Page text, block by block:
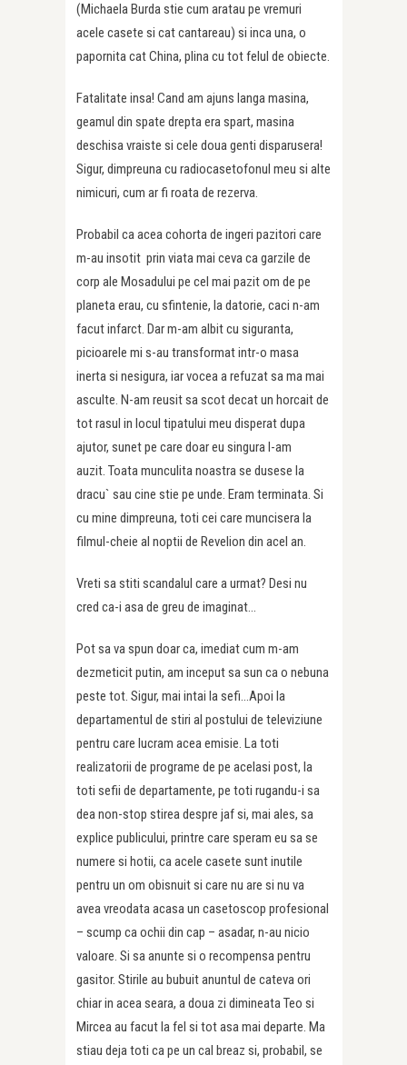
(Michaela Burda stie cum aratau pe vremuri
acele casete si cat cantareau) si inca una, o
papornita cat China, plina cu tot felul de obiecte.
Fatalitate insa! Cand am ajuns langa masina,
geamul din spate drepta era spart, masina
deschisa vraiste si cele doua genti disparusera!
Sigur, dimpreuna cu radiocasetofonul meu si alte
nimicuri, cum ar fi roata de rezerva.
Probabil ca acea cohorta de ingeri pazitori care
m-au insotit prin viata mai ceva ca garzile de
corp ale Mosadului pe cel mai pazit om de pe
planeta erau, cu sfintenie, la datorie, caci n-am
facut infarct. Dar m-am albit cu siguranta,
picioarele mi s-au transformat intr-o masa
inerta si nesigura, iar vocea a refuzat sa ma mai
asculte. N-am reusit sa scot decat un horcait de
tot rasul in locul tipatului meu disperat dupa
ajutor, sunet pe care doar eu singura l-am
auzit. Toata munculita noastra se dusese la
dracu` sau cine stie pe unde. Eram terminata. Si
cu mine dimpreuna, toti cei care muncisera la
filmul-cheie al noptii de Revelion din acel an.
Vreti sa stiti scandalul care a urmat? Desi nu
cred ca-i asa de greu de imaginat…
Pot sa va spun doar ca, imediat cum m-am
dezmeticit putin, am inceput sa sun ca o nebuna
peste tot. Sigur, mai intai la sefi…Apoi la
departamentul de stiri al postului de televiziune
pentru care lucram acea emisie. La toti
realizatorii de programe de pe acelasi post, la
toti sefii de departamente, pe toti rugandu-i sa
dea non-stop stirea despre jaf si, mai ales, sa
explice publicului, printre care speram eu sa se
numere si hotii, ca acele casete sunt inutile
pentru un om obisnuit si care nu are si nu va
avea vreodata acasa un casetoscop profesional
– scump ca ochii din cap – asadar, n-au nicio
valoare. Si sa anunte si o recompensa pentru
gasitor. Stirile au bubuit anuntul de cateva ori
chiar in acea seara, a doua zi dimineata Teo si
Mircea au facut la fel si tot asa mai departe. Ma
stiau deja toti ca pe un cal breaz si, probabil, se